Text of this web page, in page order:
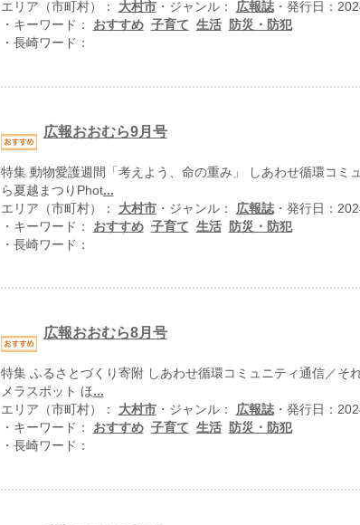
エリア（市町村）： 大村市・ジャンル： 広報誌・発行日：
・キーワード： おすすめ 子育て 生活
防災・防犯
・長崎ワード：
広報おおむら9月号
特集 動物愛護週間「考えよう、命の重み」 しあわせ循環コミ
ら夏越まつりPhot...
エリア（市町村）： 大村市・ジャンル： 広報誌・発行日：
・キーワード： おすすめ 子育て 生活
防災・防犯
・長崎ワード：
広報おおむら8月号
特集 ふるさとづくり寄附 しあわせ循環コミュニティ通信／そ
メラスポット ほ...
エリア（市町村）： 大村市・ジャンル： 広報誌・発行日：
・キーワード： おすすめ 子育て 生活
防災・防犯
・長崎ワード：